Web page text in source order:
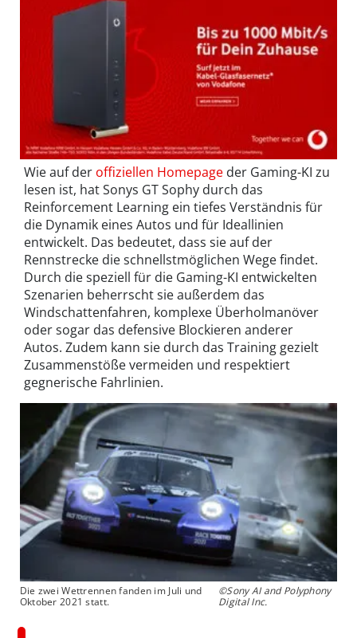
Wie auf der offiziellen Homepage der Gaming-KI zu
lesen ist, hat Sonys GT Sophy durch das
Reinforcement Learning ein tiefes Verständnis für
die Dynamik eines Autos und für Ideallinien
entwickelt. Das bedeutet, dass sie auf der
Rennstrecke die schnellstmöglichen Wege findet.
Durch die speziell für die Gaming-KI entwickelten
Szenarien beherrscht sie außerdem das
Windschattenfahren, komplexe Überholmanöver
oder sogar das defensive Blockieren anderer
Autos. Zudem kann sie durch das Training gezielt
Zusammenstöße vermeiden und respektiert
gegnerische Fahrlinien.
Die zwei Wettrennen fanden im Juli und
Oktober 2021 statt.
©Sony AI and Polyphony
Digital Inc.